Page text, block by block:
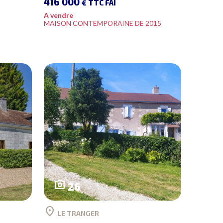
€ TTC FAI
A vendre
MAISON CONTEMPORAINE DE 2015
photo_camera26
location_on LE TRANGER